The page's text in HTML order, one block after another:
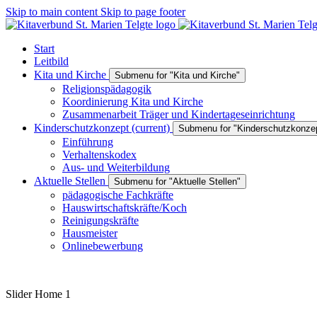
Skip to main content Skip to page footer
Start
Leitbild
Kita und Kirche
Submenu for "Kita und Kirche"
Religionspädagogik
Koordinierung Kita und Kirche
Zusammenarbeit Träger und Kindertageseinrichtung
Kinderschutzkonzept (current) Submenu for
Einführung
Verhaltenskodex
Aus- und Weiterbildung
Aktuelle Stellen
Submenu for "Aktuelle Stellen"
pädagogische Fachkräfte
Hauswirtschaftskräfte/Koch
Reinigungskräfte
Hausmeister
Onlinebewerbung
Slider Home 1